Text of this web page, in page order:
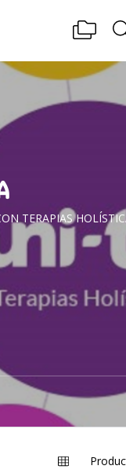
TERAPIAS